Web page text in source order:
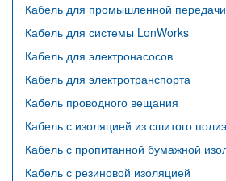
Кабель для промышленной
Кабель для системы LonWorks
Кабель для электронасосов
Кабель для электротранспорта
Кабель проводного вещания
Кабель с изоляцией из сшитого
Кабель с пропитанной бумажной
Кабель с резиновой изоляцией